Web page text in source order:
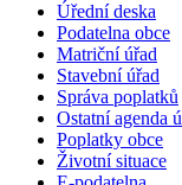
Úřední deska
Podatelna obce
Matriční úřad
Stavební úřad
Správa poplatků
Ostatní agenda
Poplatky obce
Životní situace